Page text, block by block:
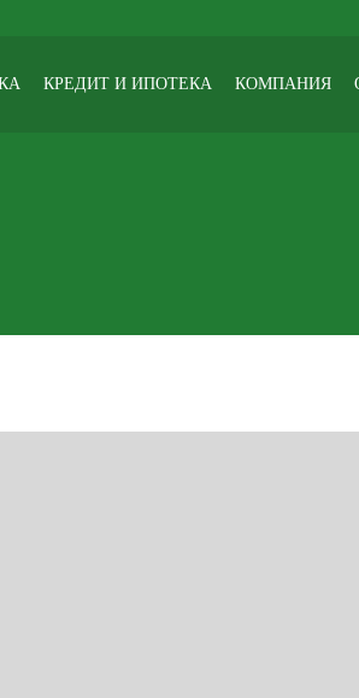
КРЕДИТ И ИПОТЕКА КОМПАНИЯ